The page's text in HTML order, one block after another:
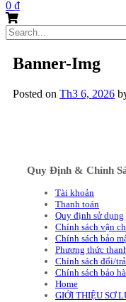
0 ₫
Search
for:
Banner-Img
Posted on Th3 6, 2026
Quy Định & Chính
Tài khoản
Thanh toán
Quy định sử dụng
Chính sách vận
Chính sách bảo
Phương thức
Chính sách đổi/
Chính sách bảo
Home
GIỚI THIỆU SƠ